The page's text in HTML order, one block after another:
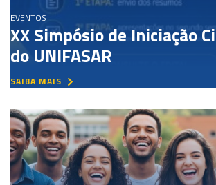
EVENTOS
XX Simpósio de Iniciação
do UNIFASAR
SAIBA MAIS